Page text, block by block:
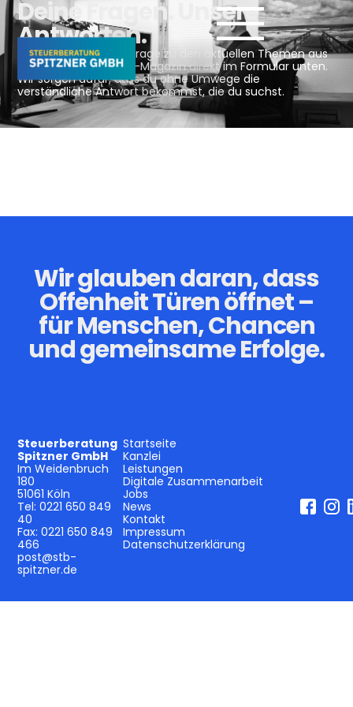
Deine Fragen. Unsere
Antworten.
Hinterlass uns deine Frage zu den aktuellen Themen aus
unserem Mandanten-Magazin direkt im Formular unten.
Wir sorgen dafür, dass du ohne Umwege die
verständliche Antwort bekommst, die du suchst.
Wir glauben daran, dass
Offenheit Türen öffnet –
für Menschen, Chancen
und gemeinsame Erfolge.
Steuerberatung
Spitzner GmbH
Im Weidenbruch
180
51061 Köln
Tel:0221 650 849
40
Fax:0221 650 849
466
post@stb-
spitzner.de
Startseite
Kanzlei
Leistungen
Digitale Zusammenarbeit
Jobs
News
Kontakt
Impressum
Datenschutzerklärung